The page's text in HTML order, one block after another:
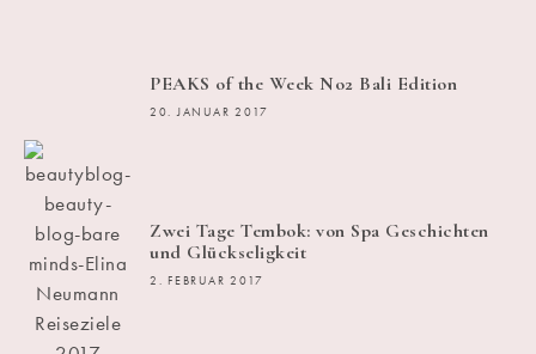
PEAKS of the Week No2 Bali Edition
20. JANUAR 2017
Zwei Tage Tembok: von Spa Geschichten
und Glückseligkeit
2. FEBRUAR 2017